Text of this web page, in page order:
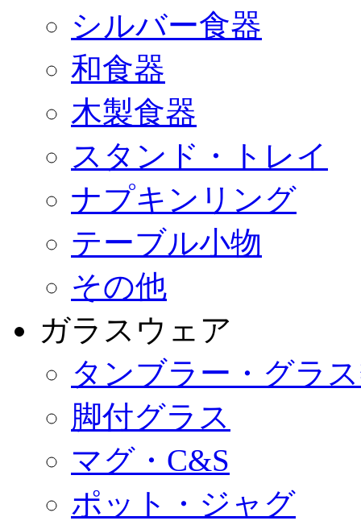
シルバー食器
和食器
木製食器
スタンド・トレイ
ナプキンリング
テーブル小物
その他
ガラスウェア
タンブラー・グラ
脚付グラス
マグ・C&S
ポット・ジャグ